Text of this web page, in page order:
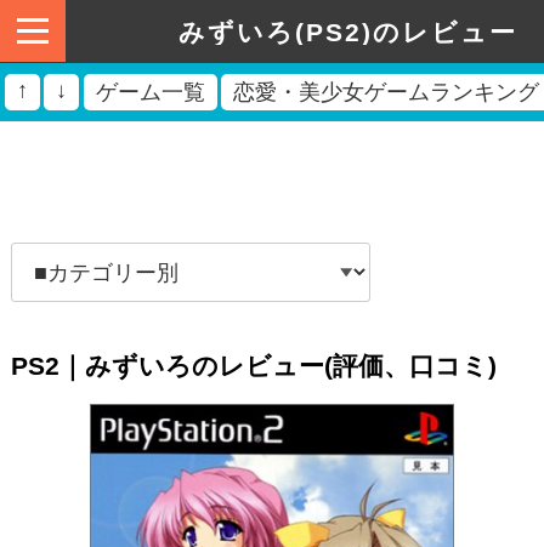
みずいろ(PS2)のレビュー
↑ ↓ ゲーム一覧 恋愛・美少女ゲームランキング
PS2｜みずいろのレビュー(評価、口コミ)